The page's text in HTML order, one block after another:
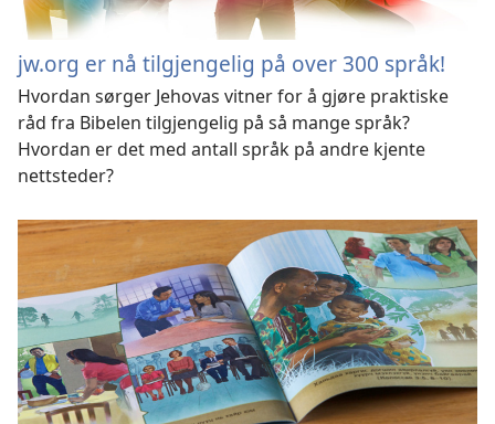
jw.org er nå tilgjengelig på over 300 språk!
Hvordan sørger Jehovas vitner for å gjøre praktiske
råd fra Bibelen tilgjengelig på så mange språk?
Hvordan er det med antall språk på andre kjente
nettsteder?